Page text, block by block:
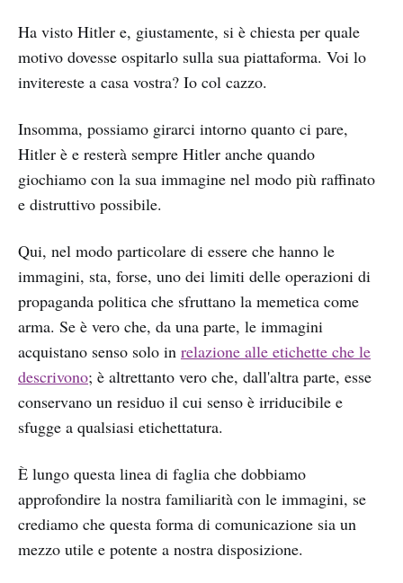
Ha visto Hitler e, giustamente, si è chiesta per quale
motivo dovesse ospitarlo sulla sua piattaforma. Voi lo
invitereste a casa vostra? Io col cazzo.
Insomma, possiamo girarci intorno quanto ci pare,
Hitler è e resterà sempre Hitler anche quando
giochiamo con la sua immagine nel modo più raffinato
e distruttivo possibile.
Qui, nel modo particolare di essere che hanno le
immagini, sta, forse, uno dei limiti delle operazioni di
propaganda politica che sfruttano la memetica come
arma. Se è vero che, da una parte, le immagini
acquistano senso solo in relazione alle etichette che le
descrivono; è altrettanto vero che, dall'altra parte, esse
conservano un residuo il cui senso è irriducibile e
sfugge a qualsiasi etichettatura.
È lungo questa linea di faglia che dobbiamo
approfondire la nostra familiarità con le immagini, se
crediamo che questa forma di comunicazione sia un
mezzo utile e potente a nostra disposizione.